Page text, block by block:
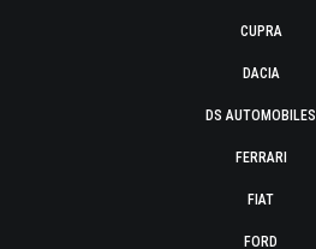
CUPRA
DACIA
DS AUTOMOBILES
FERRARI
FIAT
FORD